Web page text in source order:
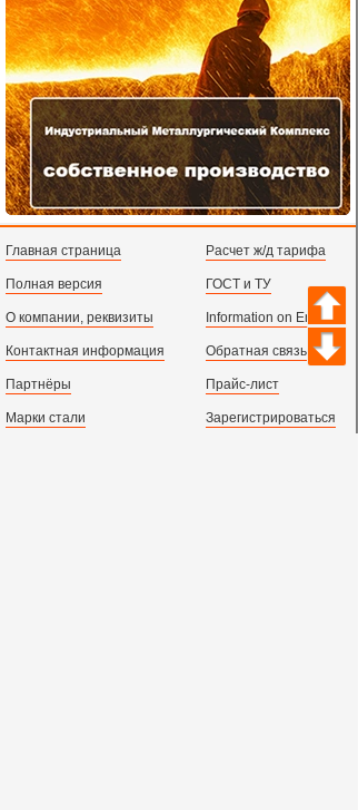
Главная страница
Полная версия
О компании, реквизиты
Контактная информация
Партнёры
Марки стали
Расчет ж/д тарифа
ГОСТ и ТУ
Information on English
Обратная связь
Прайс-лист
Зарегистрироваться